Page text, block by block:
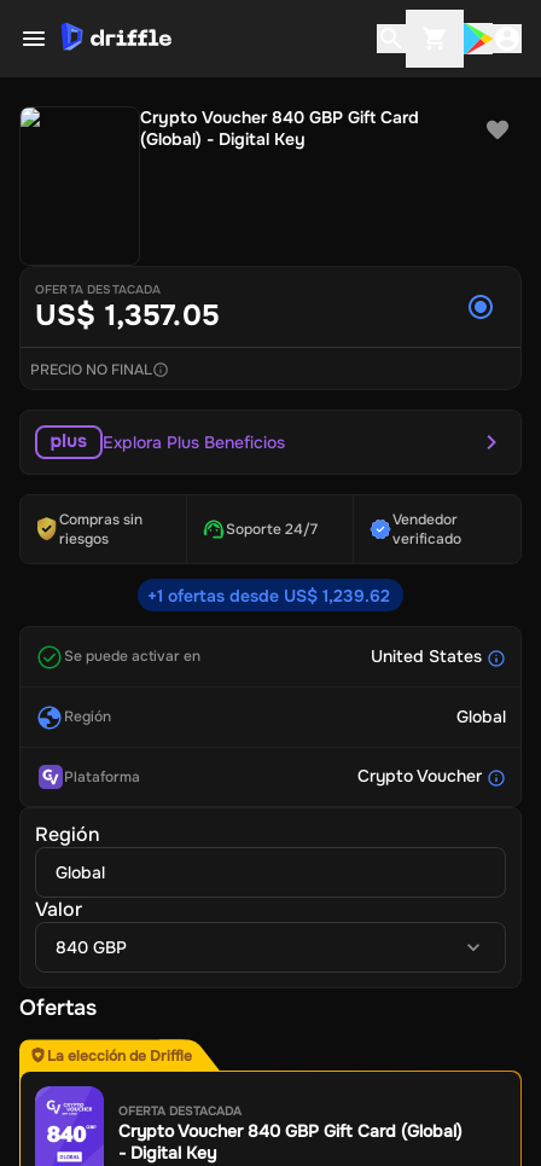
Crypto Voucher 840 GBP Gift Card
(Global) - Digital Key
OFERTA DESTACADA
US$ 1,357.05
PRECIO NO FINAL
Explora Plus Beneficios
Compras sin
riesgos
Soporte 24/7
Vendedor
verificado
+1 ofertas desde US$ 1,239.62
Se puede activar en United States
Región Global
Plataforma Crypto Voucher
Región
Global
Valor
840 GBP
Ofertas
La elección de Driffle
OFERTA DESTACADA
Crypto Voucher 840 GBP Gift Card (Global)
- Digital Key